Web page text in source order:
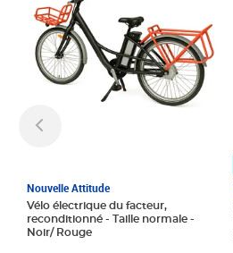
Nouvelle Attitude
Vélo électrique du facteur,
reconditionné - Taille normale -
Noir/ Rouge